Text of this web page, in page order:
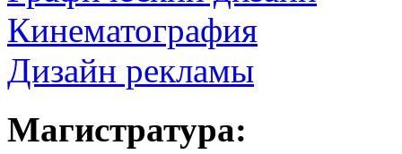
Кинематография
Дизайн рекламы
Магистратура: